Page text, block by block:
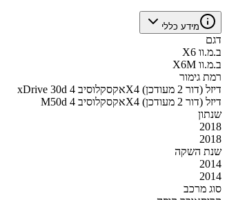
מידע כללי
דגם
ב.מ.וו X6
ב.מ.וו X6M
רמת גימור
xDrive 30d אקסקלוסיב 4X4 דיזל (דור 2 מעודכן)
M50d אקסקלוסיב 4X4 דיזל (דור 2 מעודכן)
שנתון
2018
2018
שנת השקה
2014
2014
סוג מרכב